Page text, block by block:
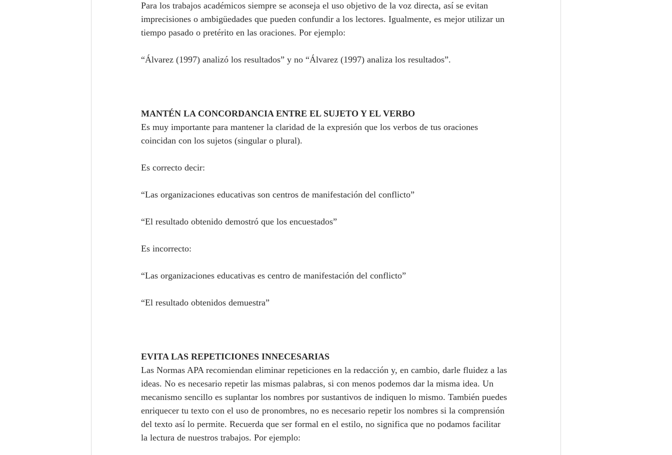
Para los trabajos académicos siempre se aconseja el uso objetivo de la voz directa, así se evitan
imprecisiones o ambigüedades que pueden confundir a los lectores. Igualmente, es mejor utilizar un
tiempo pasado o pretérito en las oraciones. Por ejemplo:
“Álvarez (1997) analizó los resultados” y no “Álvarez (1997) analiza los resultados”.
MANTÉN LA CONCORDANCIA ENTRE EL SUJETO Y EL VERBO
Es muy importante para mantener la claridad de la expresión que los verbos de tus oraciones
coincidan con los sujetos (singular o plural).
Es correcto decir:
“Las organizaciones educativas son centros de manifestación del conflicto”
“El resultado obtenido demostró que los encuestados”
Es incorrecto:
“Las organizaciones educativas es centro de manifestación del conflicto”
“El resultado obtenidos demuestra”
EVITA LAS REPETICIONES INNECESARIAS
Las Normas APA recomiendan eliminar repeticiones en la redacción y, en cambio, darle fluidez a las
ideas. No es necesario repetir las mismas palabras, si con menos podemos dar la misma idea. Un
mecanismo sencillo es suplantar los nombres por sustantivos de indiquen lo mismo. También puedes
enriquecer tu texto con el uso de pronombres, no es necesario repetir los nombres si la comprensión
del texto así lo permite. Recuerda que ser formal en el estilo, no significa que no podamos facilitar
la lectura de nuestros trabajos. Por ejemplo: